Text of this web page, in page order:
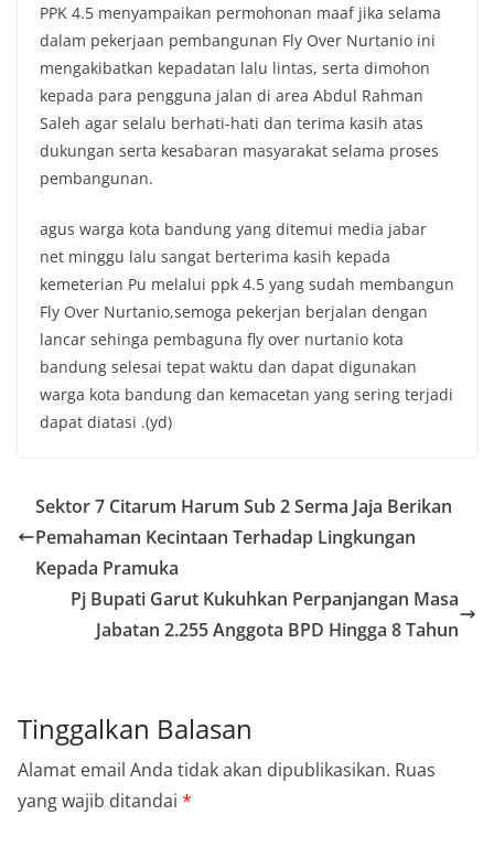
PPK 4.5 menyampaikan permohonan maaf jika selama
dalam pekerjaan pembangunan Fly Over Nurtanio ini
mengakibatkan kepadatan lalu lintas, serta dimohon
kepada para pengguna jalan di area Abdul Rahman
Saleh agar selalu berhati-hati dan terima kasih atas
dukungan serta kesabaran masyarakat selama proses
pembangunan.
agus warga kota bandung yang ditemui media jabar
net minggu lalu sangat berterima kasih kepada
kemeterian Pu melalui ppk 4.5 yang sudah membangun
Fly Over Nurtanio,semoga pekerjan berjalan dengan
lancar sehinga pembaguna fly over nurtanio kota
bandung selesai tepat waktu dan dapat digunakan
warga kota bandung dan kemacetan yang sering terjadi
dapat diatasi .(yd)
Sektor 7 Citarum Harum Sub 2 Serma Jaja Berikan
Pemahaman Kecintaan Terhadap Lingkungan
Kepada Pramuka
Pj Bupati Garut Kukuhkan Perpanjangan Masa
Jabatan 2.255 Anggota BPD Hingga 8 Tahun
Tinggalkan Balasan
Alamat email Anda tidak akan dipublikasikan. Ruas
yang wajib ditandai *